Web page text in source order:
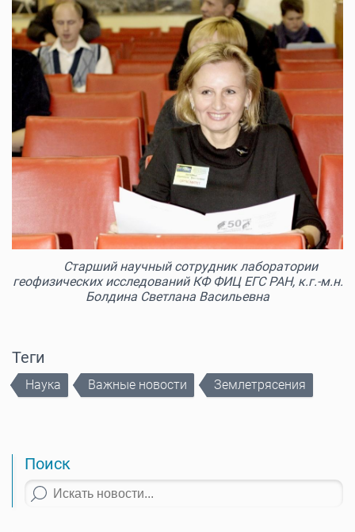
Старший научный сотрудник лаборатории
геофизических исследований КФ ФИЦ ЕГС РАН, к.г.-м.н.
Болдина Светлана Васильевна
Теги
Наука Важные новости Землетрясения
Поиск